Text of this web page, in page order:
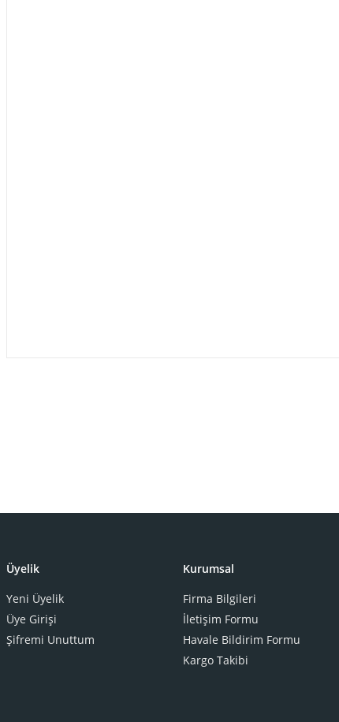
Üyelik
Yeni Üyelik
Üye Girişi
Şifremi Unuttum
Kurumsal
Firma Bilgileri
İletişim Formu
Havale Bildirim Formu
Kargo Takibi